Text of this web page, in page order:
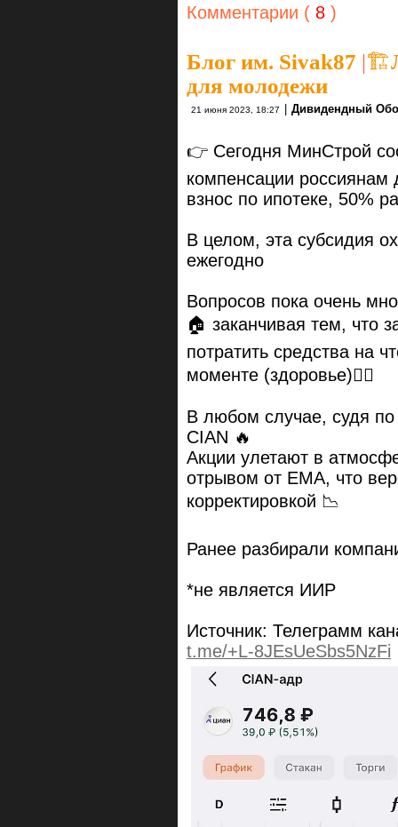
Комментарии ( 8 )
Блог им. Sivak87 |
для молодежи
21 июня 2023, 18:27 | Дивидендный
👉 Сегодня МинСтрой
компенсации россиянам
взнос по ипотеке, 50%
В целом, эта субсидия
ежегодно
Вопросов пока очень
🏠 заканчивая тем, что
потратить средства на
моменте (здоровье)🤷‍♂️
В любом случае, судя по
CIAN 🔥
Акции улетают в
отрывом от EMA, что
корректировкой 📉
Ранее разбирали
*не является ИИР
Источник: Телеграмм
t.me/+L-8JEsUeSbs5NzFi